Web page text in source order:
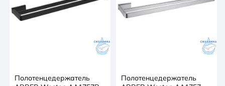
Полотенцедержатель
Полотенцедержатель